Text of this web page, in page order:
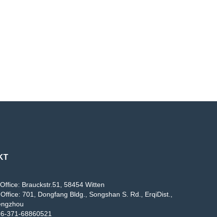
Brauckstr.51, 58454 Witten
701, Dongfang Bldg., Songshan S. Rd., ErqiDist.,
371-68860521